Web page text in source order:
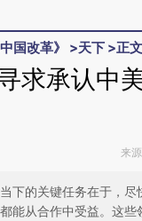
中国改革》 >天下 >正文
求承认中
来
当下的关键任务在于，
都能从合作中受益。这